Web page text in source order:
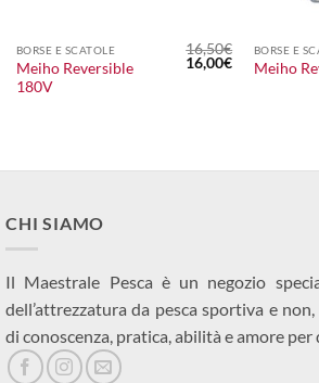
BORSE E SCATOLE
Meiho Reversible
180V
16,50€
Il
prezzo
16,00€Il
prezzo
BORSE E
Meiho
CHI SIAMO
Il Maestrale Pesca è un negozio
dell’attrezzatura da pesca sportiva e
di conoscenza, pratica, abilità e amore